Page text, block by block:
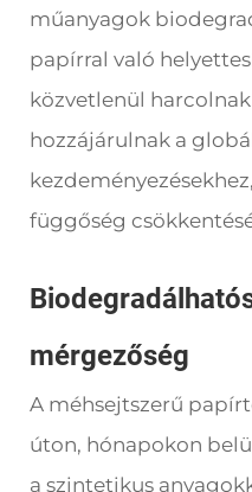
műanyagok
papírral való
közvetlenül harcolnak
hozzájárulnak a
függőség
mérgezőség
A méhsejtszerű
úton, hónapokon
a szintetikus